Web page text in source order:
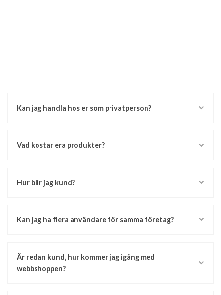
Kan jag handla hos er som privatperson?
Vad kostar era produkter?
Hur blir jag kund?
Kan jag ha flera användare för samma företag?
Är redan kund, hur kommer jag igång med
webbshoppen?